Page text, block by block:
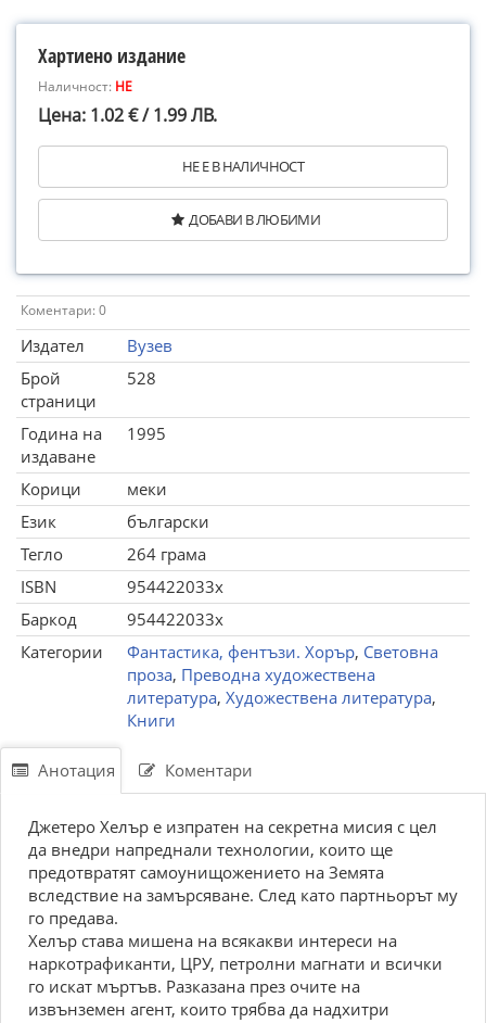
Хартиено издание
Наличност: НЕ
Цена: 1.02 € / 1.99 ЛВ.
НЕ Е В НАЛИЧНОСТ
ДОБАВИ В ЛЮБИМИ
Коментари: 0
Издател
Вузев
Брой
страници
528
Година на
издаване
1995
Корици
меки
Език
български
Тегло
264 грама
ISBN
954422033х
Баркод
954422033х
Категории
Фантастика, фентъзи. Хорър, Световна
проза, Преводна художествена
литература, Художествена литература,
Книги
Анотация Коментари
Джетеро Хелър е изпратен на секретна мисия с цел
да внедри напреднали технологии, които ще
предотвратят самоунищожението на Земята
вследствие на замърсяване. След като партньорът му
го предава.
Хелър става мишена на всякакви интереси на
наркотрафиканти, ЦРУ, петролни магнати и всички
го искат мъртъв. Разказана през очите на
извънземен агент, които трябва да надхитри